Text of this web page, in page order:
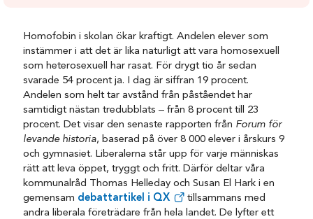
Homofobin i skolan ökar kraftigt. Andelen elever som
instämmer i att det är lika naturligt att vara homosexuell
som heterosexuell har rasat. För drygt tio år sedan
svarade 54 procent ja. I dag är siffran 19 procent.
Andelen som helt tar avstånd från påståendet har
samtidigt nästan tredubblats – från 8 procent till 23
procent. Det visar den senaste rapporten från Forum för
levande historia, baserad på över 8 000 elever i årskurs 9
och gymnasiet. Liberalerna står upp för varje människas
rätt att leva öppet, tryggt och fritt. Därför deltar våra
kommunalråd Thomas Helleday och Susan El Hark i en
gemensam debattartikel i QX
tillsammans med
andra liberala företrädare från hela landet. De lyfter ett